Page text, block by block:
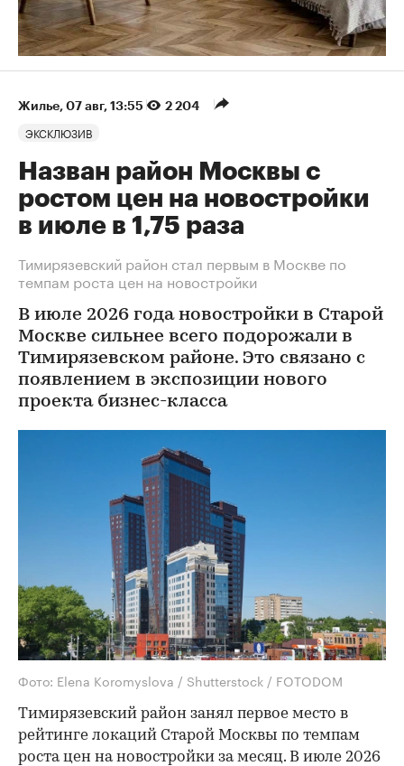
Жилье⁠, 07 авг, 13:55 2 204
ЭКСКЛЮЗИВ
Назван район Москвы с
ростом цен на новостройки
в июле в 1,75 раза
Тимирязевский район стал первым в Москве по
темпам роста цен на новостройки
В июле 2026 года новостройки в Старой
Москве сильнее всего подорожали в
Тимирязевском районе. Это связано с
появлением в экспозиции нового
проекта бизнес-класса
Фото: Elena Koromyslova / Shutterstock / FOTODOM
Тимирязевский район занял первое место в
рейтинге локаций Старой Москвы по темпам
роста цен на новостройки за месяц. В июле 2026